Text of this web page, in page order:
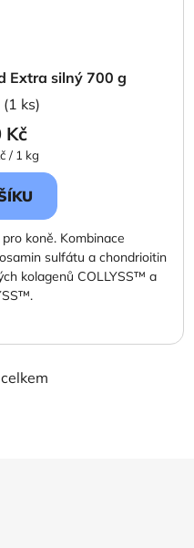
Extra silný 700 g
(1 ks)
Kč
/ 1 kg
koně. Kombinace
sulfátu a chondrioitin
kolagenů COLLYSS™ a